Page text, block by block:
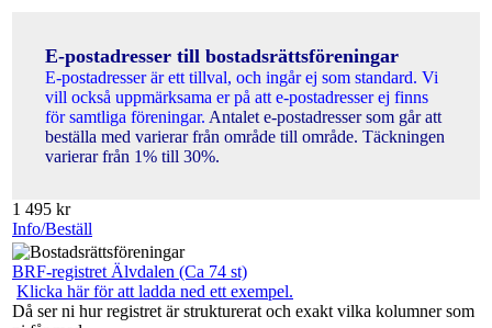
E-postadresser till bostadsrättsföreningar
E-postadresser är ett tillval, och ingår ej som standard. Vi
vill också uppmärksama er på att e-postadresser ej finns
för samtliga föreningar. Antalet e-postadresser som går att
beställa med varierar från område till område. Täckningen
varierar från 1% till 30%.
1 495 kr
Info/Beställ
BRF-registret Älvdalen (Ca 74 st)
Klicka här för att ladda ned ett exempel.
Då ser ni hur registret är strukturerat och exakt vilka kolumner som